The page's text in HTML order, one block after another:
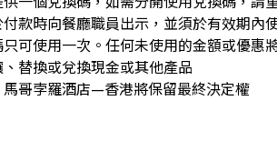
款時向餐廳職員出示，並須於有效期內
可使用一次。任何未使用的金額或優惠
替換或兌換現金或其他產品
哥孛羅酒店—香港將保留最終決定權